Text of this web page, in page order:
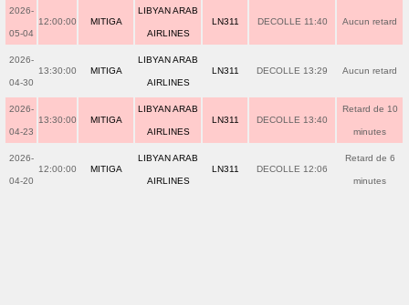
2026-
05-04
12:00:00 MITIGA
LIBYAN ARAB
AIRLINES
LN311 DECOLLE 11:40 Aucun retard
2026-
04-30
13:30:00 MITIGA
LIBYAN ARAB
AIRLINES
LN311 DECOLLE 13:29 Aucun retard
2026-
04-23
13:30:00 MITIGA
LIBYAN ARAB
AIRLINES
LN311 DECOLLE 13:40
Retard de 10
minutes
2026-
04-20
12:00:00 MITIGA
LIBYAN ARAB
AIRLINES
LN311 DECOLLE 12:06
Retard de 6
minutes